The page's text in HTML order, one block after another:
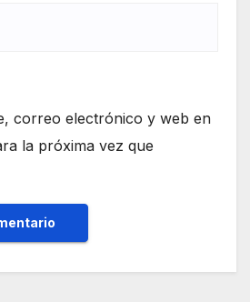
correo electrónico y web en
la próxima vez que